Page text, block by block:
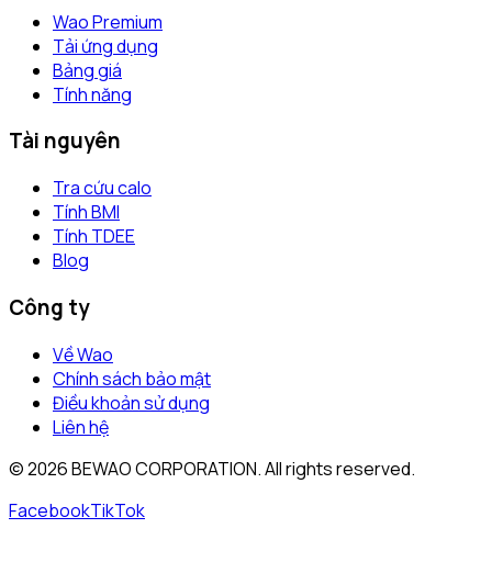
Wao Premium
Tải ứng dụng
Bảng giá
Tính năng
Tài nguyên
Tra cứu calo
Tính BMI
Tính TDEE
Blog
Công ty
Về Wao
Chính sách bảo mật
Điều khoản sử dụng
Liên hệ
©2026BEWAO CORPORATION. All rights reserved.
FacebookTikTok